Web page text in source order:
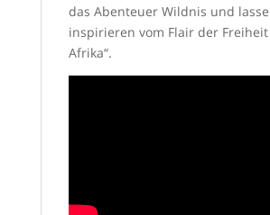
das Abenteuer Wildnis und
inspirieren vom Flair der Freiheit
Afrika“.